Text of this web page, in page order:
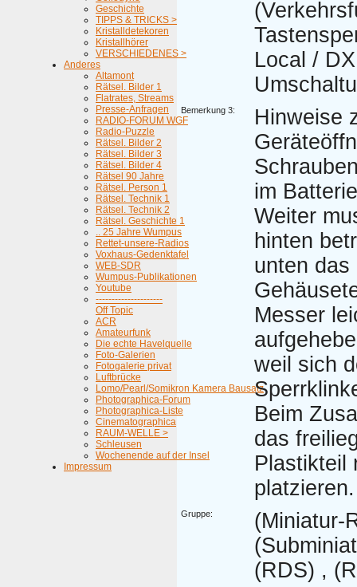
Geschichte
TIPPS & TRICKS >
Kristalldetekoren
Kristallhörer
VERSCHIEDENES >
Anderes
Altamont
Rätsel. Bilder 1
Flatrates, Streams
Presse-Anfragen
RADIO-FORUM WGF
Radio-Puzzle
Rätsel. Bilder 2
Rätsel. Bilder 3
Rätsel. Bilder 4
Rätsel 90 Jahre
Rätsel. Person 1
Rätsel. Technik 1
Rätsel. Technik 2
Rätsel. Geschichte 1
.. 25 Jahre Wumpus
Rettet-unsere-Radios
Voxhaus-Gedenktafel
WEB-SDR
Wumpus-Publikationen
Youtube
---------------------
Off Topic
ACR
Amateurfunk
Die echte Havelquelle
Foto-Galerien
Fotogalerie privat
Luftbrücke
Lomo/Pearl/Somikron Kamera Bausatz
Photographica-Forum
Photographica-Liste
Cinematographica
RAUM-WELLE >
Schleusen
Wochenende auf der Insel
Impressum
Local /
Bemerkung 3:
Hinweise
im
Weiter
hinten
unten das
Messer
weil sich
Beim
das
Plastikteil
platzieren.
Gruppe:
(Miniatur-
(RDS) ,